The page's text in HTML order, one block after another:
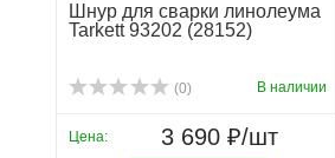
Шнур для сварки линолеума
Tarkett 93202 (28152)
(0) В наличии
Цена: 3 690 ₽/шт